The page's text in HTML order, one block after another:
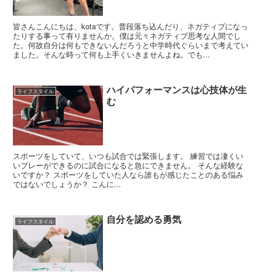
皆さんこんにちは、kotaです。普段落ち込んだり、ネガティブになっ
たりする事って有りませんか。僕は元々ネガティブ思考な人間でし
た。何故自分は何もできないんだろうと中学時代ぐらいまで考えてい
ました。そんな時って何も上手くいきませんよね。でも...
ライフスタイル
ハイパフォーマンスは心技体が生
む
スポーツをしていて、いつも試合では緊張します。 練習では凄くい
いプレーができるのに試合になると急にできません。 そんな経験な
いですか？ スポーツをしていた人なら誰もが感じたことのある悩み
ではないでしょうか？ こんに...
ライフスタイル 自分を認める勇気